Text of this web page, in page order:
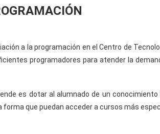
a la programación en el Centro de
programadores para atender la
es dotar al alumnado de un
que puedan acceder a cursos más